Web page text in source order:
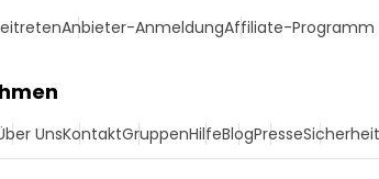
Anbieter-AnmeldungAffiliate-Programm
UnsKontaktGruppenHilfeBlogPresse